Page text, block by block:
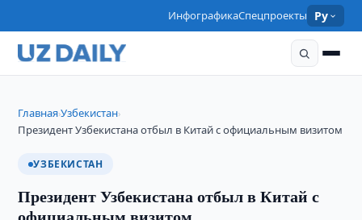
ИнфографикаСпецпроекты Ру
Главная›Узбекистан›
Президент Узбекистана отбыл в Китай с официальным визитом
УЗБЕКИСТАН
Президент Узбекистана отбыл в Китай с